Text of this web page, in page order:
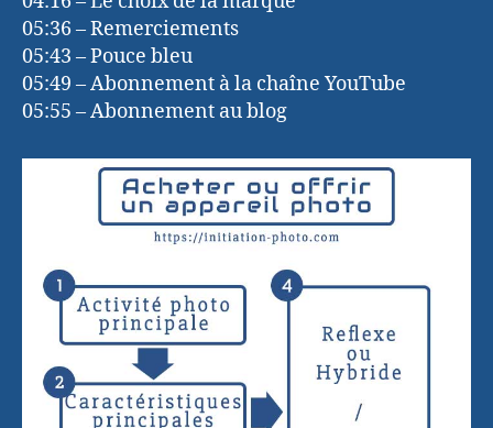
05:36 – Remerciements
05:43 – Pouce bleu
05:49 – Abonnement à la chaîne YouTube
05:55 – Abonnement au blog